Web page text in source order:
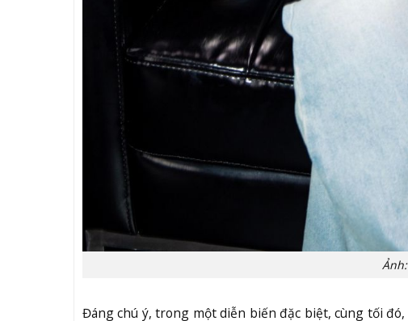
Đáng chú ý, trong một diễn biến đặc biệt, cùng tối đó,